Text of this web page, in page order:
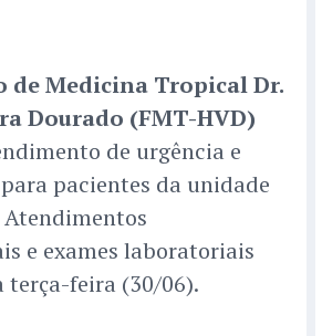
de Medicina Tropical Dr.
Dourado (FMT-HVD)
de urgência e
pacientes da unidade
Atendimentos
e exames laboratoriais
terça-feira (30/06).